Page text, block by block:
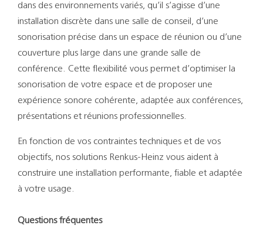
dans des environnements variés, qu’il s’agisse d’une
installation discrète dans une salle de conseil, d’une
sonorisation précise dans un espace de réunion ou d’une
couverture plus large dans une grande salle de
conférence. Cette flexibilité vous permet d’optimiser la
sonorisation de votre espace et de proposer une
expérience sonore cohérente, adaptée aux conférences,
présentations et réunions professionnelles.
En fonction de vos contraintes techniques et de vos
objectifs, nos solutions Renkus-Heinz vous aident à
construire une installation performante, fiable et adaptée
à votre usage.
Questions fréquentes